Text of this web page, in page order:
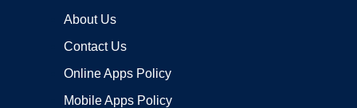
About Us
Contact Us
Online Apps Policy
Mobile Apps Policy